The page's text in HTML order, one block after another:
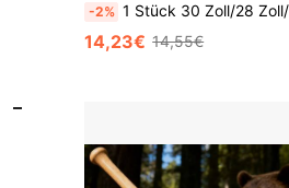
-2% 1 Stück 30 Zoll/28 Zoll/25 Zoll Aluminium-Legierungs-Baseballschläger, mit verstärktem Design, rutschfestem Design, geeignet für
14,23€ 14,55€